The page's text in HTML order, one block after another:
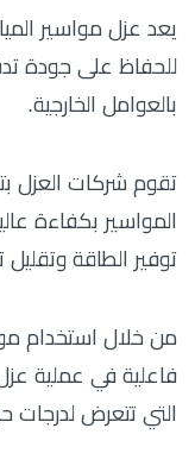
يعد عزل مواسير
للحفاظ على جودة
بالعوامل الخارجية.
تقوم شركات العزل
المواسير بكفاءة
توفير الطاقة
من خلال استخدام
فاعلية في عملية
التي تتعرض لدرجات